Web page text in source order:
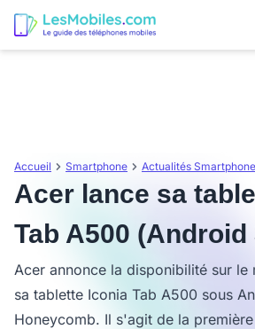
Accueil Smartphone Actualités Smartphone
Acer lance sa
Tab A500 (Android
Acer annonce la disponibilité sur le
sa tablette Iconia Tab A500 sous
Honeycomb. Il s'agit de la